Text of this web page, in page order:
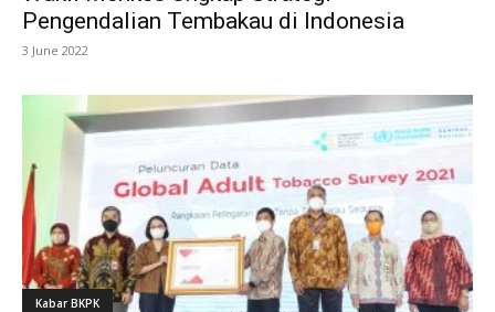
Pengendalian Tembakau di Indonesia
3 June 2022
Kabar BKPK